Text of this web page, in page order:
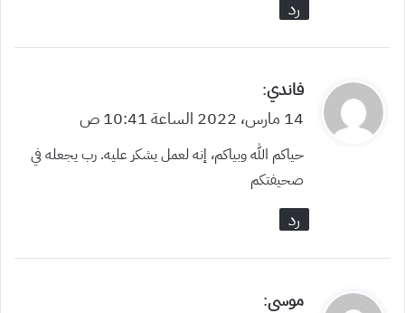
رد
ي
ق
ل
فاندي:
14 مارس، 2022 الساعة 10:41 ص
حياكم الله وبياكم، إنه لعمل يشكر عليه. رب يجعله في
صحيفتكم
رد
ي
موسى: